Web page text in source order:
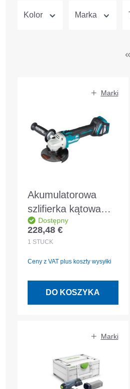
Kolor Marka
Marki
Akumulatorowa
szlifierka kątowa
Makita DGA511Z
18,0 V bez
ładowarki
Dostępny
Cena regularna:
228,48 €
1 STÜCK
Ceny z VAT plus koszty wysyłki
DO KOSZYKA
Marki